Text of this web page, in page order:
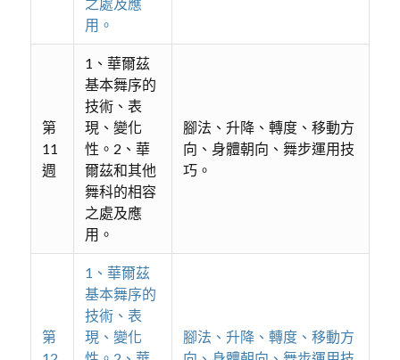
用。
第
11
週
1、華爾茲
基本舞序的
技術、表
現、變化
性。2、華
爾茲和其他
舞科的相容
之處及應
用。
腳法、升降、轉度、移動方
向、身體朝向、舞步運用技
巧。
第
1、華爾茲
基本舞序的
技術、表
現、變化
腳法、升降、轉度、移動方